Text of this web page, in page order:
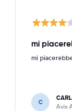
mi
mi
C Avis